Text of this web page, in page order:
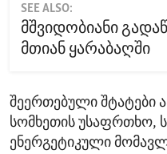
SEE ALSO:
მშვიდობიანი
მთიან ყარაბაღში
შეერთებული შტატები
სომხეთის უსაფრთხო,
ენერგეტიკული